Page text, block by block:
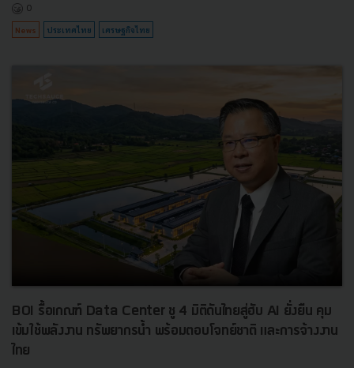
0
News ประเทศไทย เศรษฐกิจไทย
BOI รื้อเกณฑ์ Data Center ชู 4 มิติดันไทยสู่ฮับ AI ยั่งยืน คุม
เข้มใช้พลังงาน ทรัพยากรน้ำ พร้อมตอบโจทย์ชาติ และการจ้างงาน
ไทย